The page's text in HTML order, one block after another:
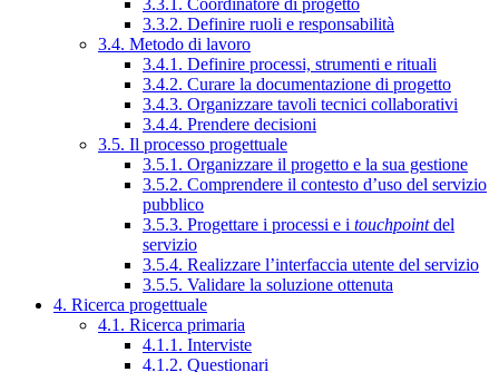
3.3.1. Coordinatore di progetto
3.3.2. Definire ruoli e responsabilità
3.4. Metodo di lavoro
3.4.1. Definire processi, strumenti e rituali
3.4.2. Curare la documentazione di progetto
3.4.3. Organizzare tavoli tecnici collaborativi
3.4.4. Prendere decisioni
3.5. Il processo progettuale
3.5.1. Organizzare il progetto e la sua gestione
3.5.2. Comprendere il contesto d’uso del servizio
pubblico
3.5.3. Progettare i processi e i touchpointdel
servizio
3.5.4. Realizzare l’interfaccia utente del servizio
3.5.5. Validare la soluzione ottenuta
4. Ricerca progettuale
4.1. Ricerca primaria
4.1.1. Interviste
4.1.2. Questionari